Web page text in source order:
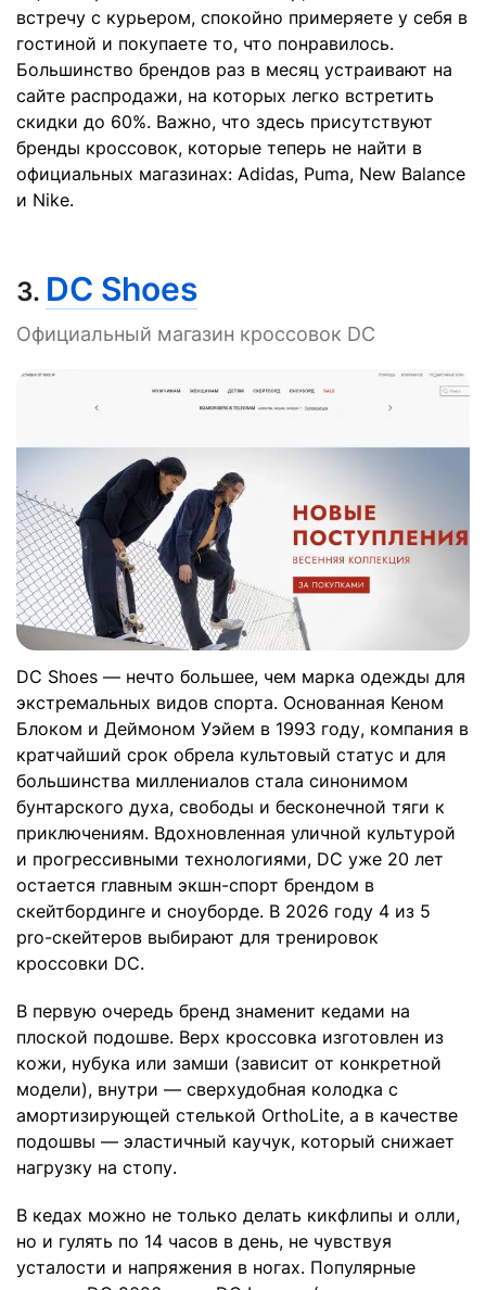
встречу с курьером, спокойно примеряете у себя в
гостиной и покупаете то, что понравилось.
Большинство брендов раз в месяц устраивают на
сайте распродажи, на которых легко встретить
скидки до 60%. Важно, что здесь присутствуют
бренды кроссовок, которые теперь не найти в
официальных магазинах: Adidas, Puma, New Balance
и Nike.
3. DC Shoes
Официальный магазин кроссовок DC
DC Shoes — нечто большее, чем марка одежды для
экстремальных видов спорта. Основанная Кеном
Блоком и Деймоном Уэйем в 1993 году, компания в
кратчайший срок обрела культовый статус и для
большинства миллениалов стала синонимом
бунтарского духа, свободы и бесконечной тяги к
приключениям. Вдохновленная уличной культурой
и прогрессивными технологиями, DC уже 20 лет
остается главным экшн-спорт брендом в
скейтбординге и сноуборде. В 2026 году 4 из 5
pro-скейтеров выбирают для тренировок
кроссовки DC.
В первую очередь бренд знаменит кедами на
плоской подошве. Верх кроссовка изготовлен из
кожи, нубука или замши (зависит от конкретной
модели), внутри — сверхудобная колодка с
амортизирующей стелькой OrthoLite, а в качестве
подошвы — эластичный каучук, который снижает
нагрузку на стопу.
В кедах можно не только делать кикфлипы и олли,
но и гулять по 14 часов в день, не чувствуя
усталости и напряжения в ногах. Популярные